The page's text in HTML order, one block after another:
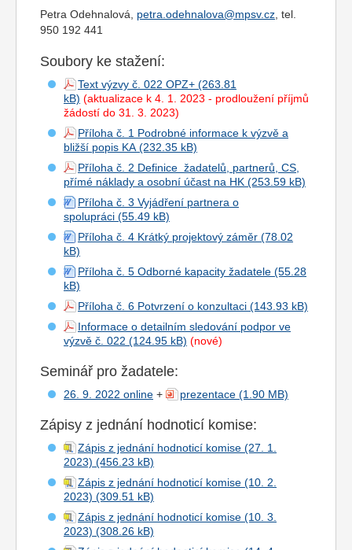
Petra Odehnalová, petra.odehnalova@mpsv.cz, tel.
950 192 441
Soubory ke stažení:
Text výzvy č. 022 OPZ+
(aktualizace k 4. 1. 2023 - prodloužení příjmů
žádostí do 31. 3. 2023)
Příloha č. 1 Podrobné informace k výzvě a
bližší popis KA
Příloha č. 2 Definice žadatelů, partnerů, CS,
přímé náklady a osobní účast na HK
Příloha č. 3 Vyjádření partnera o
spolupráci
Příloha č. 4 Krátký projektový záměr
Příloha č. 5 Odborné kapacity žadatele
Příloha č. 6 Potvrzení o konzultaci
Informace o detailním sledování podpor ve
výzvě č. 022
(nové)
Seminář pro žadatele:
26. 9. 2022 online + prezentace
Zápisy z jednání hodnoticí komise:
Zápis z jednání hodnoticí komise (27. 1.
2023)
Zápis z jednání hodnoticí komise (10. 2.
2023)
Zápis z jednání hodnoticí komise (10. 3.
2023)